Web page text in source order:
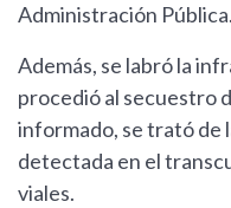
Administración Pública.
Además, se labró la
procedió al secuestro
informado, se trató de
detectada en el
viales.